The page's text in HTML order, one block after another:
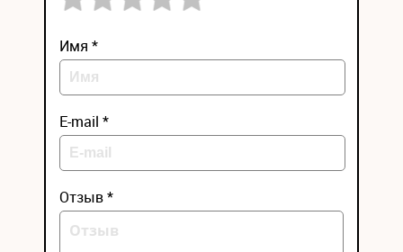
Имя *
E-mail *
Отзыв *